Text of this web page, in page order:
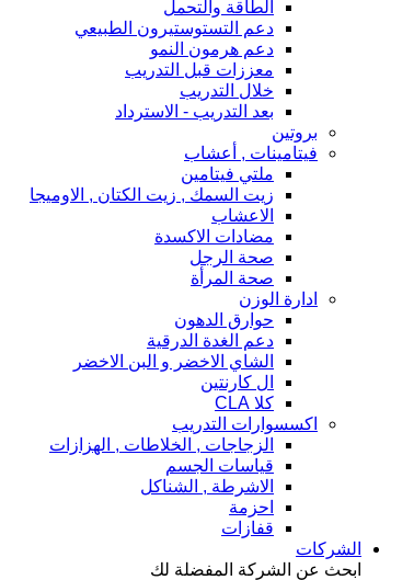
الطاقة والتحمل
دعم التستوستيرون الطبيعي
دعم هرمون النمو
معززات قبل التدريب
خلال التدريب
بعد التدريب - الاسترداد
بروتين
فيتامينات , أعشاب
ملتي فيتامين
زيت السمك , زيت الكتان , الاوميجا
الاعشاب
مضادات الاكسدة
صحة الرجل
صحة المرأة
ادارة الوزن
حوارق الدهون
دعم الغدة الدرقية
الشاي الاخضر و البن الاخضر
ال كارنتين
كلا CLA
اكسسوارات التدريب
الزجاجات , الخلاطات , الهزازات
قياسات الجسم
الاشرطة , الشناكل
احزمة
قفازات
الشركات
ابحث عن الشركة المفضلة لك